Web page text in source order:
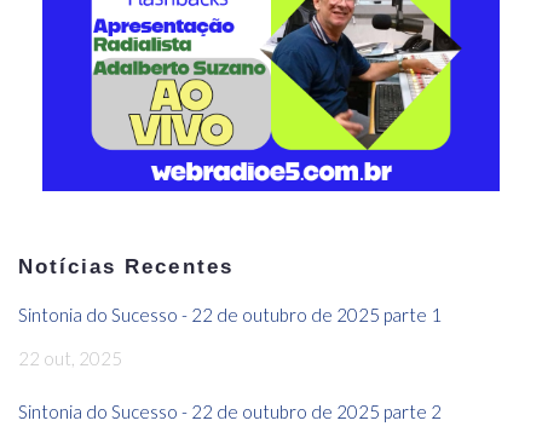
Notícias Recentes
Sintonia do Sucesso - 22 de outubro de 2025 parte 1
22 out, 2025
Sintonia do Sucesso - 22 de outubro de 2025 parte 2